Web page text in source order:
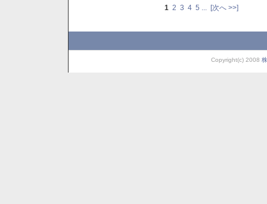
1 2 3 4 5 [次へ >>]
Copyright(c) 2008